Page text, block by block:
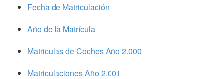
Fecha de Matriculación
Año de la Matrícula
Matriculas de Coches Año 2.000
Matriculaciones Año 2.001